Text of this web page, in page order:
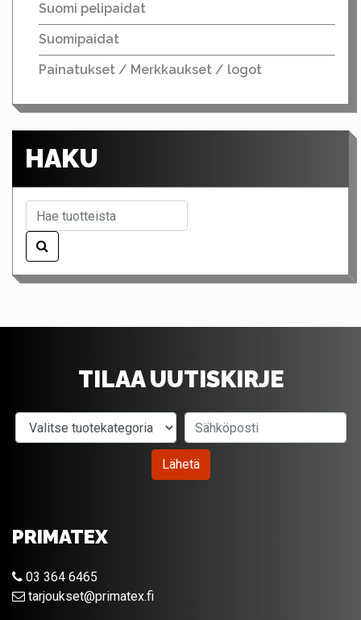
Suomi pelipaidat
Suomipaidat
Painatukset / Merkkaukset / logot
HAKU
TILAA UUTISKIRJE
Valitse tuotekategoria
Lähetä
PRIMATEX
03 364 6465
tarjoukset@primatex.fi